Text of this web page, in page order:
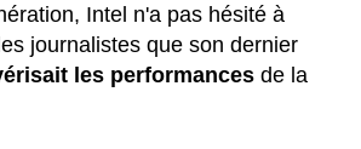
Intel n'a pas hésité à
journalistes que son dernier
les performances de la